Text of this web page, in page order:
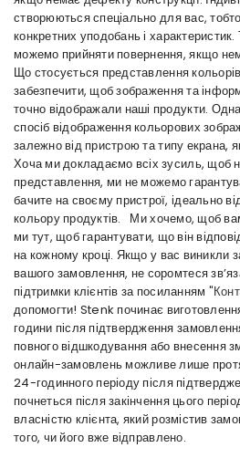
створюються спеціально для вас,
конкретних уподобань і
можемо прийняти повернення, якщо
Що стосується представлення
забезпечити, щоб зображення та
точно відображали наші продукти.
спосіб відображення кольорових
залежно від пристрою та типу екрана,
Хоча ми докладаємо всіх зусиль, щоб
представлення, ми не можемо
бачите на своєму пристрої, ідеально
кольору продуктів. Ми хочемо, щоб
ми тут, щоб гарантувати, що він
на кожному кроці. Якщо у вас виникли
вашого замовлення, не соромтеся
підтримки клієнтів за посиланням
допомогти! Stenk починає
години після підтвердження
повного відшкодування або внесення
онлайн-замовлень можливе лише
24-годинного періоду після
почнеться після закінчення цього
власністю клієнта, який розмістив
того, чи його вже відправлено.